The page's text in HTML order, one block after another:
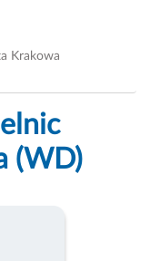
Krakowa
(WD)